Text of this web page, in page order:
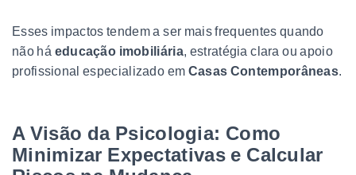
Esses impactos tendem a ser mais frequentes quando
não há educação imobiliária, estratégia clara ou apoio
profissional especializado em Casas Contemporâneas.
A Visão da Psicologia: Como
Minimizar Expectativas e Calcular